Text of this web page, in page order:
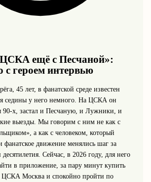
ещё с Песчаной»:
с героем интервью
45 лет, в фанатской среде известен
седины у него немного. На ЦСКА он
90‑х, застал и Песчаную, и Лужники, и
выезды. Мы говорим с ним не как с
а как с человеком, который
фанатское движение менялись шаг за
Сейчас, в 2026 году, для него
в приложение, за пару минут купить
ЦСКА Москва и спокойно пройти по